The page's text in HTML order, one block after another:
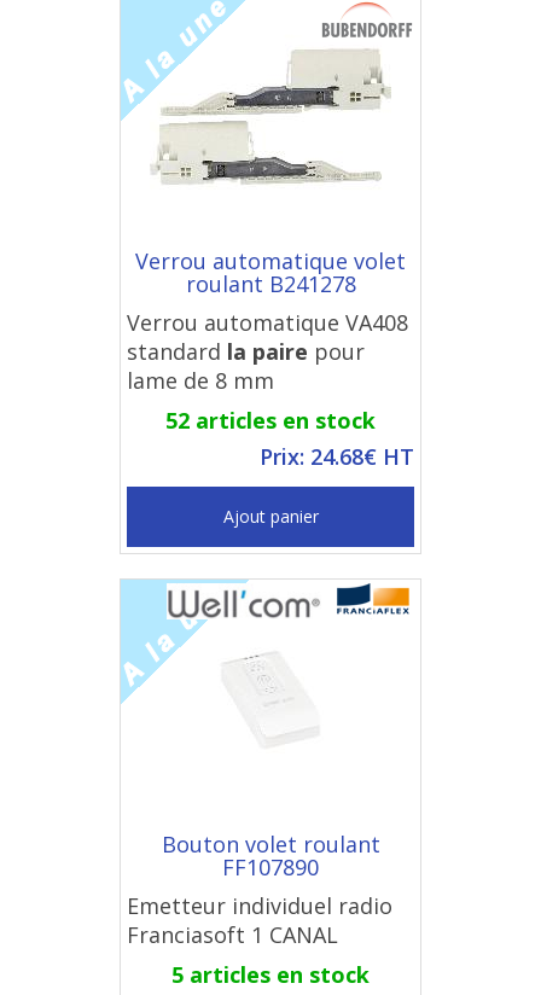
Verrou automatique volet
roulant B241278
Verrou automatique VA408
standard la paire pour
lame de 8 mm
52 articles en stock
Prix: 24.68€ HT
Ajout panier
Bouton volet roulant
FF107890
Emetteur individuel radio
Franciasoft 1 CANAL
5 articles en stock